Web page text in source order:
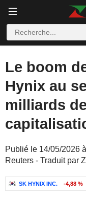
Le boom
Hynix au
milliards
Publié le 14/05/2026
Reuters - Traduit par
SK HYNIX INC. -4,88 %